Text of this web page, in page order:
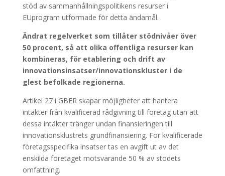
stöd av sammanhållningspolitikens resurser i
EUprogram utformade för detta ändamål.
Ändrat regelverket som tillåter stödnivåer över
50 procent, så att olika offentliga resurser kan
kombineras, för etablering och drift av
innovationsinsatser/innovationskluster i de
glest befolkade regionerna.
Artikel 27 i GBER skapar möjligheter att hantera
intäkter från kvalificerad rådgivning till företag utan att
dessa intäkter tränger undan finansieringen till
innovationsklustrets grundfinansiering. För kvalificerade
företagsspecifika insatser tas en avgift ut av det
enskilda företaget motsvarande 50 % av stödets
omfattning.